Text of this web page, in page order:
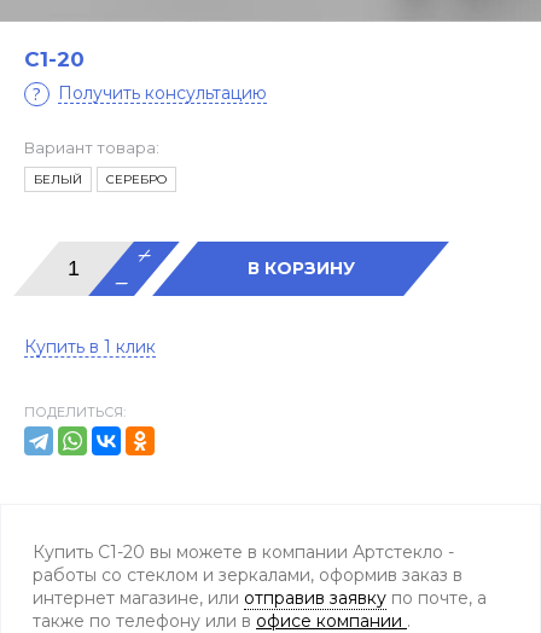
С1-20
Получить консультацию
Вариант товара:
БЕЛЫЙ СЕРЕБРО
В КОРЗИНУ
Купить в 1 клик
ПОДЕЛИТЬСЯ:
Купить С1-20 вы можете в компании Артстекло -
работы со стеклом и зеркалами, оформив заказ в
интернет магазине, или отправив заявку по почте, а
также по телефону или в офисе компании .